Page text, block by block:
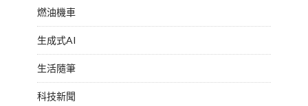
燃油機車
生成式AI
生活隨筆
科技新聞